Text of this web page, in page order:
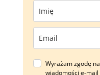
Wyrażam zgodę
wiadomości e-